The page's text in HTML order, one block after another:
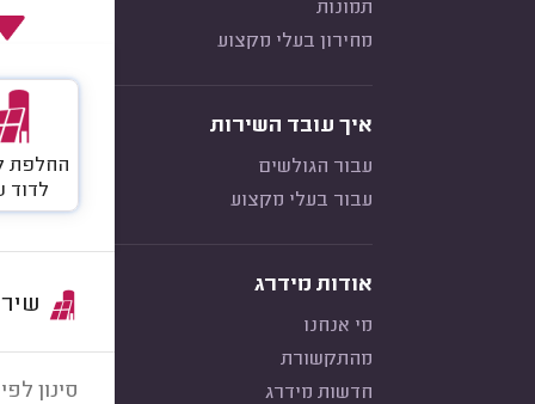
תמונות
מחירון בעלי מקצוע
איך עובד השירות
עבור הגולשים
עבור בעלי מקצוע
אודות מידרג
מי אנחנו
מהתקשורת
חדשות מידרג
החלפת
סינון